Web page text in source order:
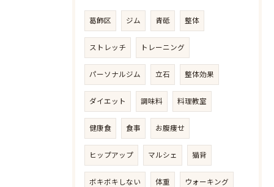
葛飾区 ジム 青砥 整体
ストレッチ トレーニング
パーソナルジム 立石 整体効果
ダイエット 調味料 料理教室
健康食 食事 お腹痩せ
ヒップアップ マルシェ 猫背
ボキボキしない 体重 ウォーキング